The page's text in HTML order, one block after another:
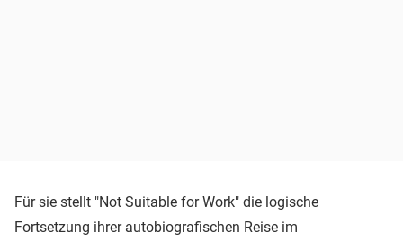
Für sie stellt "Not Suitable for Work" die logische
Fortsetzung ihrer autobiografischen Reise im